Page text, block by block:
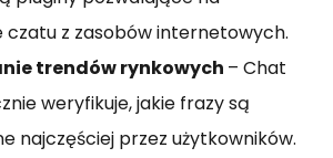
czatu z zasobów internetowych.
trendów rynkowych – Chat
weryfikuje, jakie frazy są
najczęściej przez użytkowników.